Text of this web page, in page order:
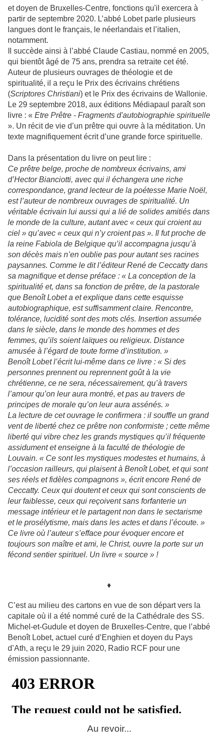
et doyen de Bruxelles-Centre, fonctions qu'il exercera à
partir de septembre 2020. L’abbé Lobet parle plusieurs
langues dont le français, le néerlandais et l’italien,
notamment.
Il succède ainsi à l’abbé Claude Castiau, nommé en 2005,
qui bientôt âgé de 75 ans, prendra sa retraite cet été.
Auteur de plusieurs ouvrages de théologie et de
spiritualité, il a reçu le Prix des écrivains chrétiens
(Scriptores Christiani) et le Prix des écrivains de Wallonie.
Le 29 septembre 2018, aux éditions Médiapaul paraît son
livre : « Etre Prêtre - Fragments d'autobiographie spirituelle
». Un récit de vie d’un prêtre qui ouvre à la méditation. Un
texte magnifiquement écrit d’une grande force spirituelle.
Dans la présentation du livre on peut lire :
Ce prêtre belge, proche de nombreux écrivains, ami
d’Hector Bianciotti, avec qui il échangera une riche
correspondance, grand lecteur de la poétesse Marie Noël,
est l’auteur de nombreux ouvrages de spiritualité. Un
véritable écrivain lui aussi qui a lié de solides amitiés dans
le monde de la culture, autant avec « ceux qui croient au
ciel » qu’avec « ceux qui n’y croient pas ». Il fut proche de
la reine Fabiola de Belgique qu’il accompagna jusqu’à
son décès mais n’en oublie pas pour autant ses racines
paysannes. Comme le dit l’éditeur René de Ceccatty dans
sa magnifique et dense préface : « La conception de la
spiritualité et, dans sa fonction de prêtre, de la pastorale
que Benoît Lobet a et explique dans cette esquisse
autobiographique, est suffisamment claire. Rencontre,
tolérance, lucidité sont des mots clés. Insertion assumée
dans le siècle, dans le monde des hommes et des
femmes, qu’ils soient laïques ou religieux. Distance
amusée à l’égard de toute forme d’institution. »
Benoît Lobet l’écrit lui-même dans ce livre : « Si des
personnes prennent ou reprennent goût à la vie
chrétienne, ce ne sera, nécessairement, qu’à travers
l’amour qu’on leur aura montré, et pas au travers de
principes de morale qu’on leur aura assénés. »
La lecture de cet ouvrage le confirmera : il souffle un grand
vent de liberté chez ce prêtre non conformiste ; cette même
liberté qui vibre chez les grands mystiques qu’il fréquente
assidument et enseigne à la faculté de théologie de
Louvain. « Ce sont les mystiques modestes et humains, à
l’occasion railleurs, qui plaisent à Benoît Lobet, et qui sont
ses réels et fidèles compagnons », écrit encore René de
Ceccatty. Ceux qui doutent et ceux qui sont conscients de
leur faiblesse, ceux qui reçoivent sans forfanterie un
message intérieur et le partagent non dans le sectarisme
et le prosélytisme, mais dans les actes et dans l’écoute. »
Ce livre où l’auteur s’efface pour évoquer encore et
toujours son maître et ami, le Christ, ouvre la porte sur un
fécond sentier spirituel. Un livre « source » !
♦
C’est au milieu des cartons en vue de son départ vers la
capitale où il a été nommé curé de la Cathédrale des SS.
Michel-et-Gudule et doyen de Bruxelles-Centre, que l’abbé
Benoît Lobet, actuel curé d’Enghien et doyen du Pays
d’Ath, a reçu le 29 juin 2020, Radio RCF pour une
émission passionnante.
Au revoir...